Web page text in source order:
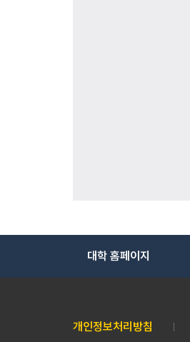
대학 홈페이지
개인정보처리방침